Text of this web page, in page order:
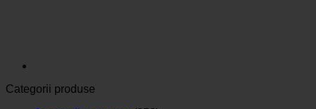
Categorii produse